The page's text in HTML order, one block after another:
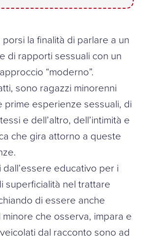
la finalità di parlare a un
di rapporti sessuali con un
“moderno”.
sono ragazzi minorenni
prime esperienze sessuali, di
e dell’altro, dell’intimità e
che gira attorno a queste
educativo per i
superficialità nel trattare
di essere anche
che osserva, impara e
dal racconto sono ad